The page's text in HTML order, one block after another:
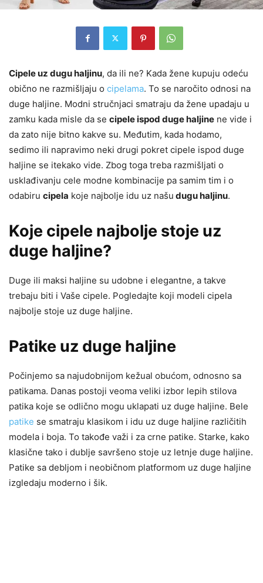
Cipele uz dugu haljinu, da ili ne? Kada žene kupuju odeću
obično ne razmišljaju o cipelama. To se naročito odnosi na
duge haljine. Modni stručnjaci smatraju da žene upadaju u
zamku kada misle da se cipele ispod duge haljine ne vide i
da zato nije bitno kakve su. Međutim, kada hodamo,
sedimo ili napravimo neki drugi pokret cipele ispod duge
haljine se itekako vide. Zbog toga treba razmišljati o
usklađivanju cele modne kombinacije pa samim tim i o
odabiru cipela koje najbolje idu uz našu dugu haljinu.
Koje cipele najbolje stoje uz
duge haljine?
Duge ili maksi haljine su udobne i elegantne, a takve
trebaju biti i Vaše cipele. Pogledajte koji modeli cipela
najbolje stoje uz duge haljine.
Patike uz duge haljine
Počinjemo sa najudobnijom kežual obućom, odnosno sa
patikama. Danas postoji veoma veliki izbor lepih stilova
patika koje se odlično mogu uklapati uz duge haljine. Bele
patike se smatraju klasikom i idu uz duge haljine različitih
modela i boja. To takođe važi i za crne patike. Starke, kako
klasične tako i dublje savršeno stoje uz letnje duge haljine.
Patike sa debljom i neobičnom platformom uz duge haljine
izgledaju moderno i šik.